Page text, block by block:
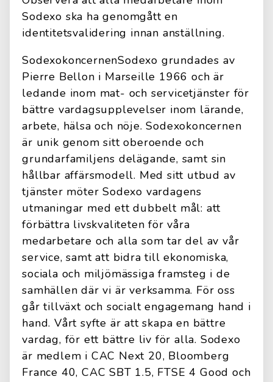
Sodexo ska ha genomgått en
identitetsvalidering innan anställning.
SodexokoncernenSodexo grundades av
Pierre Bellon i Marseille 1966 och är
ledande inom mat- och servicetjänster för
bättre vardagsupplevelser inom lärande,
arbete, hälsa och nöje. Sodexokoncernen
är unik genom sitt oberoende och
grundarfamiljens delägande, samt sin
hållbar affärsmodell. Med sitt utbud av
tjänster möter Sodexo vardagens
utmaningar med ett dubbelt mål: att
förbättra livskvaliteten för våra
medarbetare och alla som tar del av vår
service, samt att bidra till ekonomiska,
sociala och miljömässiga framsteg i de
samhällen där vi är verksamma. För oss
går tillväxt och socialt engagemang hand i
hand. Vårt syfte är att skapa en bättre
vardag, för ett bättre liv för alla. Sodexo
är medlem i CAC Next 20, Bloomberg
France 40, CAC SBT 1.5, FTSE 4 Good och